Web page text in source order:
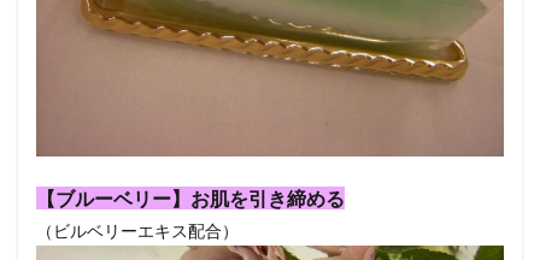
【ブルーベリー】お肌を引き締める
（ビルベリーエキス配合）